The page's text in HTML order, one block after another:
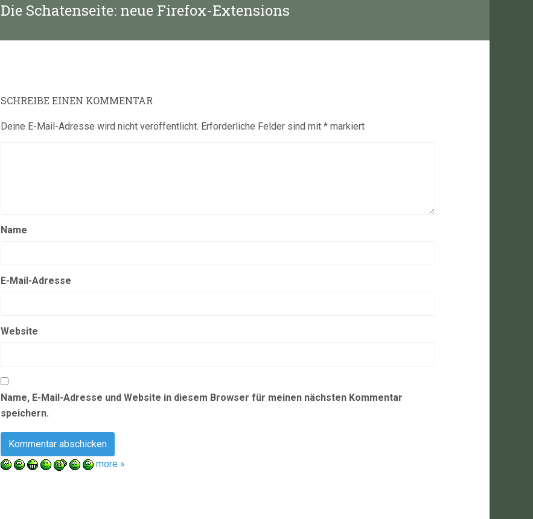
Nächster
Die Schatenseite: neue Firefox-Extensions
SCHREIBE EINEN KOMMENTAR
Deine E-Mail-Adresse wird nicht veröffentlicht. Erforderliche Felder sind mit * markiert
Name
E-Mail-Adresse
Website
Name, E-Mail-Adresse und Website in diesem Browser für meinen nächsten Kommentar
speichern.
more »